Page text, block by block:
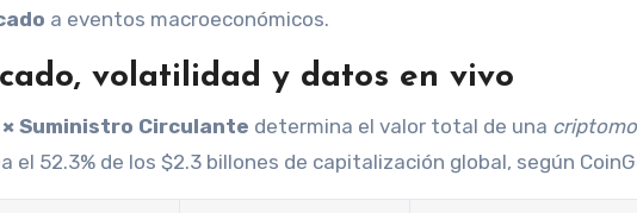
a eventos macroeconómicos.
volatilidad y datos en vivo
Suministro Circulante determina el valor total de una
el 52.3% de los $2.3 billones de capitalización global, según